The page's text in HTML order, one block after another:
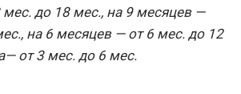
до 18 мес., на 9 месяцев —
на 6 месяцев — от 6 мес. до 12
от 3 мес. до 6 мес.